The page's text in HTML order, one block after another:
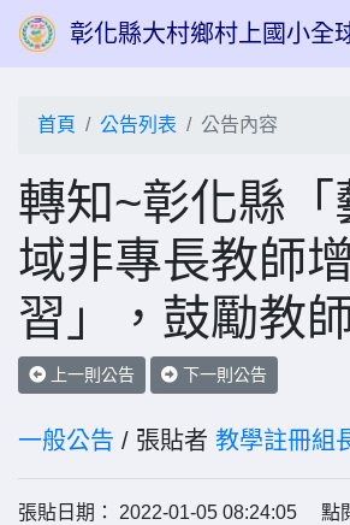
彰化縣大村鄉村上國小全
首頁 公告列表 公告內容
轉知~彰化縣「
域非專長教師
習」，鼓勵教
上一則公告 下一則公告
一般公告 / 張貼者 教學註冊組
張貼日期： 2022-01-05 08:24:05 點